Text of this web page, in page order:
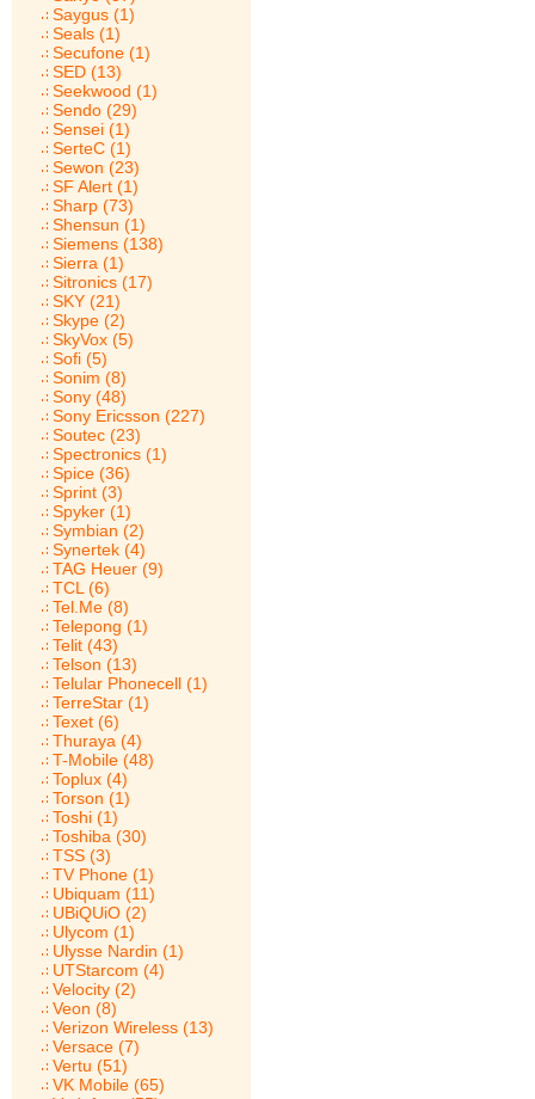
Saygus (1)
Seals (1)
Secufone (1)
SED (13)
Seekwood (1)
Sendo (29)
Sensei (1)
SerteC (1)
Sewon (23)
SF Alert (1)
Sharp (73)
Shensun (1)
Siemens (138)
Sierra (1)
Sitronics (17)
SKY (21)
Skype (2)
SkyVox (5)
Sofi (5)
Sonim (8)
Sony (48)
Sony Ericsson (227)
Soutec (23)
Spectronics (1)
Spice (36)
Sprint (3)
Spyker (1)
Symbian (2)
Synertek (4)
TAG Heuer (9)
TCL (6)
Tel.Me (8)
Telepong (1)
Telit (43)
Telson (13)
Telular Phonecell (1)
TerreStar (1)
Texet (6)
Thuraya (4)
T-Mobile (48)
Toplux (4)
Torson (1)
Toshi (1)
Toshiba (30)
TSS (3)
TV Phone (1)
Ubiquam (11)
UBiQUiO (2)
Ulycom (1)
Ulysse Nardin (1)
UTStarcom (4)
Velocity (2)
Veon (8)
Verizon Wireless (13)
Versace (7)
Vertu (51)
VK Mobile (65)